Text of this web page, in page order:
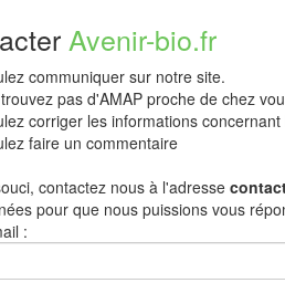
Avenir-bio.fr
communiquer sur notre site.
pas d'AMAP proche de chez
corriger les informations
faire un commentaire
contactez nous à l'adresse
pour que nous puissions vous
: